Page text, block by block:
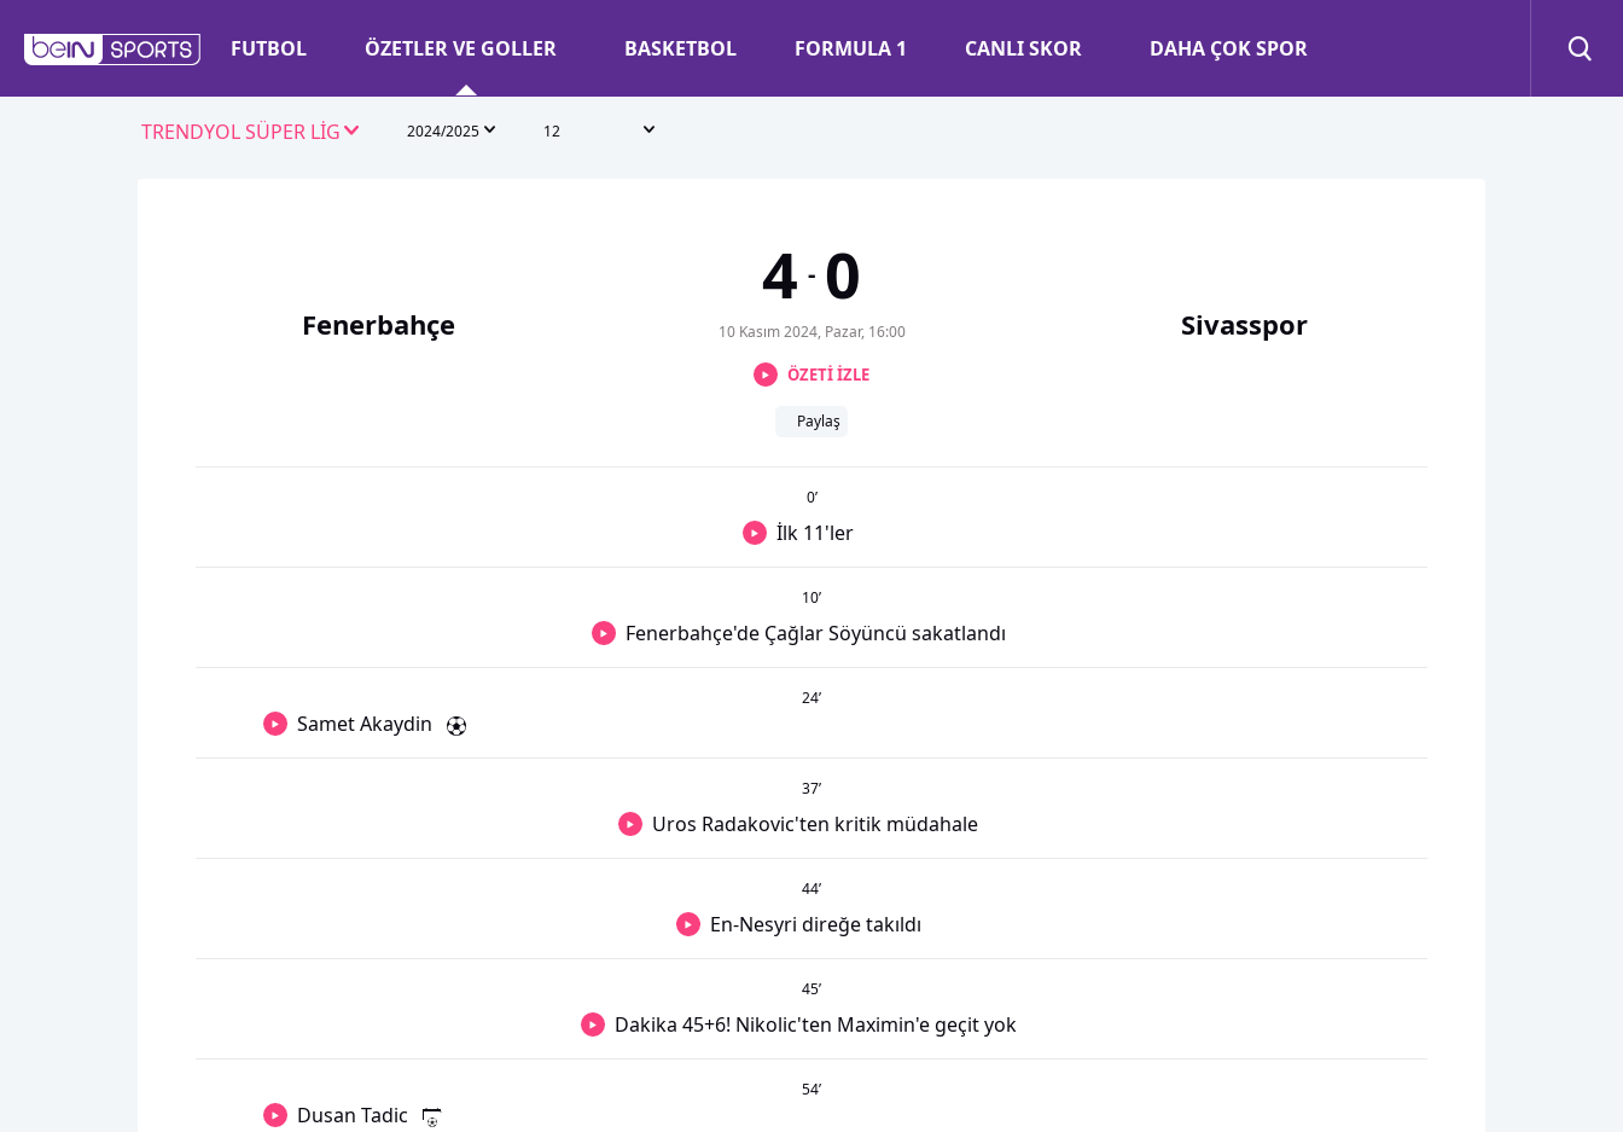
FUTBOL ÖZETLER VE GOLLER BASKETBOL FORMULA 1 CANLI SKOR DAHA ÇOK SPOR
TRENDYOL SÜPER LİG 2024/2025 12
Fenerbahçe
4 - 0
10 Kasım 2024, Pazar, 16:00
ÖZETİ İZLE
Paylaş
Sivasspor
0’
İlk 11'ler
10’
Fenerbahçe'de Çağlar Söyüncü sakatlandı
24’
Samet Akaydin
37’
Uros Radakovic'ten kritik müdahale
44’
En-Nesyri direğe takıldı
45’
Dakika 45+6! Nikolic'ten Maximin'e geçit yok
54’
Dusan Tadic